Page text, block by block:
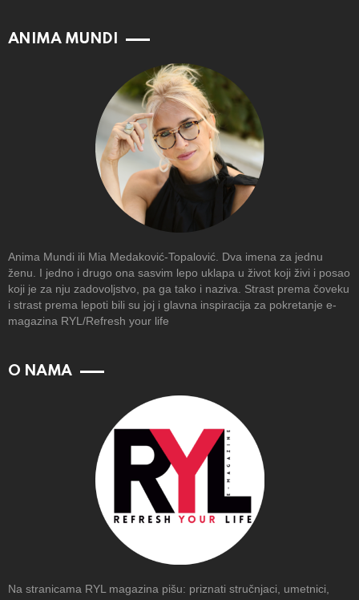
ANIMA MUNDI
Anima Mundi ili Mia Medaković-Topalović. Dva imena za jednu
ženu. I jedno i drugo ona sasvim lepo uklapa u život koji živi i posao
koji je za nju zadovoljstvo, pa ga tako i naziva. Strast prema čoveku
i strast prema lepoti bili su joj i glavna inspiracija za pokretanje e-
magazina RYL/Refresh your life
O NAMA
Na stranicama RYL magazina pišu: priznati stručnjaci, umetnici,